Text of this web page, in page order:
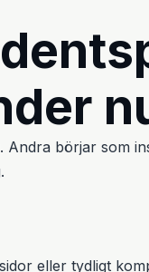
börjar som
eller tydligt